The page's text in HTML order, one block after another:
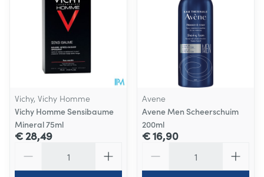
Vichy, Vichy Homme
Vichy Homme Sensibaume
Mineral 75ml
€ 28,49
Avene
Avene Men Scheerschuim
200ml
€ 16,90